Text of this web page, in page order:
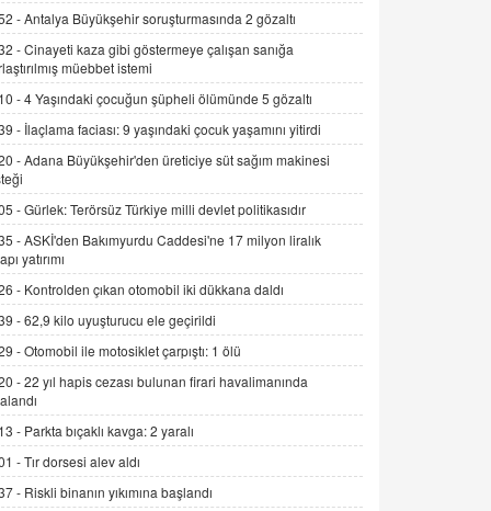
Kış Ayları Geldi, Hangi Önlemler
Alınmalı?
9.12.2025 10:11
İNCİ GÜL AKÖL
Trump Keşke Adana'yı da Ziyaret Etse...
06.07.2026 13:00
ADEM AKÖL
Esed Destekçilerinin Yüzüne Vurulan
Şamar: Sednaya
11.12.2024 12:30
DR. EKREM ASLAN
Gerçek Ne, Algı Ne? "Beraber
Yürüyoruz" Cümlesinin Peşinden
19.07.2025 12:45
GÖNÜL MENEKŞE
Şifacının Yolu
04.11.2025 12:56
-Antalya Büyükşehir soruşturmasında 2 gözaltı
-Cinayeti kaza gibi göstermeye çalışan sanığa
müebbet istemi
-4 Yaşındaki çocuğun şüpheli ölümünde 5 gözaltı
- İlaçlama faciası: 9 yaşındaki çocuk yaşamını yitirdi
-Adana Büyükşehir'den üreticiye süt sağım makinesi
-Gürlek: Terörsüz Türkiye milli devlet politikasıdır
-ASKİ'den Bakımyurdu Caddesi'ne 17 milyon liralık
yatırımı
- Kontrolden çıkan otomobil iki dükkana daldı
-62,9 kilo uyuşturucu ele geçirildi
-Otomobil ile motosiklet çarpıştı: 1 ölü
-22 yıl hapis cezası bulunan firari havalimanında
- Parkta bıçaklı kavga: 2 yaralı
-Tır dorsesi alev aldı
- Riskli binanın yıkımına başlandı